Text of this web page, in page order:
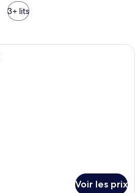
3+ lits
Une chambre d’hôtel avec un
Voir les prix